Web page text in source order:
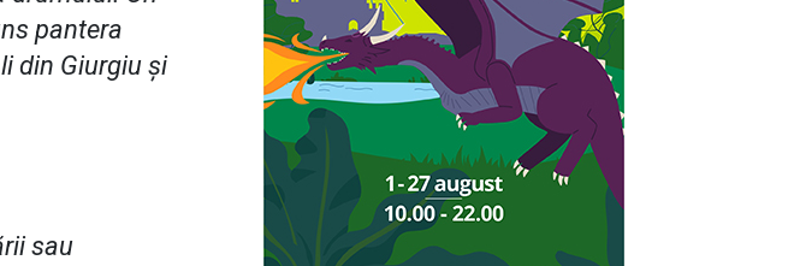
pantera
din Giurgiu și
sau